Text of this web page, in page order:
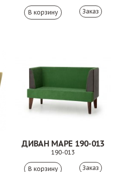
Заказ
ДИВАН МАРЕ 190-013
190-013
Заказ